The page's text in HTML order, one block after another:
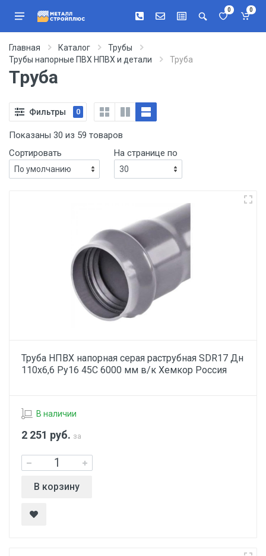
0 0
Главная Каталог
Трубы
Трубы напорные ПВХ НПВХ и детали
Труба
Труба
Фильтры 0
Показаны 30 из 59 товаров
Сортировать
На странице по
Труба НПВХ напорная серая раструбная SDR17 Дн
110х6,6 Ру16 45С 6000 мм в/к Хемкор Россия
В наличии
2 251 руб. за
В корзину